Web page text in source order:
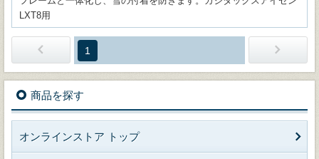
LXT8用
1
商品を探す
オンラインストア トップ